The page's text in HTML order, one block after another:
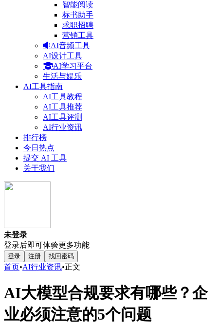
智能阅读
标书助手
求职招聘
营销工具
AI音频工具
AI设计工具
AI学习平台
生活与娱乐
AI工具指南
AI工具教程
AI工具推荐
AI工具评测
AI行业资讯
排行榜
今日热点
提交 AI 工具
关于我们
未登录
登录后即可体验更多功能
登录 注册 找回密码
首页•AI行业资讯•正文
AI大模型合规要求有哪些？企
业必须注意的5个问题